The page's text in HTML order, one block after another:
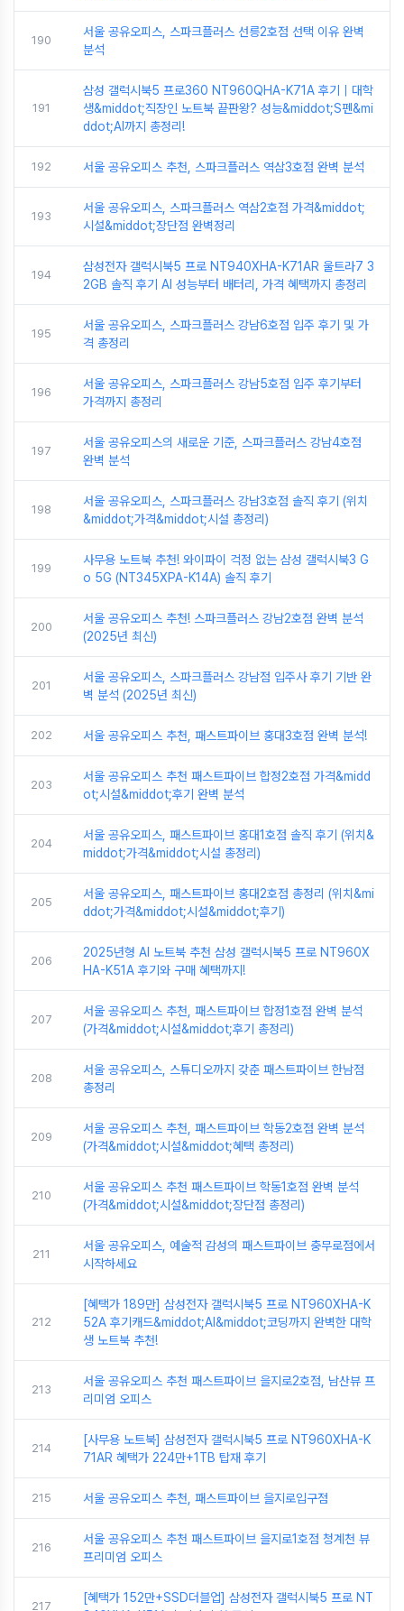
190
서울 공유오피스, 스파크플러스 선릉2호점 선택 이유 완벽
분석
191
삼성 갤럭시북5 프로360 NT960QHA-K71A 후기｜대학
생&middot;직장인 노트북 끝판왕? 성능&middot;S펜&mi
ddot;AI까지 총정리!
192 서울 공유오피스 추천, 스파크플러스 역삼3호점 완벽 분석
193
서울 공유오피스, 스파크플러스 역삼2호점 가격&middot;
시설&middot;장단점 완벽정리
194
삼성전자 갤럭시북5 프로 NT940XHA-K71AR 울트라7 3
2GB 솔직 후기 AI 성능부터 배터리, 가격 혜택까지 총정리
195
서울 공유오피스, 스파크플러스 강남6호점 입주 후기 및 가
격 총정리
196
서울 공유오피스, 스파크플러스 강남5호점 입주 후기부터
가격까지 총정리
197
서울 공유오피스의 새로운 기준, 스파크플러스 강남4호점
완벽 분석
198
서울 공유오피스, 스파크플러스 강남3호점 솔직 후기 (위치
&middot;가격&middot;시설 총정리)
199
사무용 노트북 추천! 와이파이 걱정 없는 삼성 갤럭시북3 G
o 5G (NT345XPA-K14A) 솔직 후기
200
서울 공유오피스 추천! 스파크플러스 강남2호점 완벽 분석
(2025년 최신)
201
서울 공유오피스, 스파크플러스 강남점 입주사 후기 기반 완
벽 분석 (2025년 최신)
202 서울 공유오피스 추천, 패스트파이브 홍대3호점 완벽 분석!
203
서울 공유오피스 추천 패스트파이브 합정2호점 가격&midd
ot;시설&middot;후기 완벽 분석
204
서울 공유오피스, 패스트파이브 홍대1호점 솔직 후기 (위치&
middot;가격&middot;시설 총정리)
205
서울 공유오피스, 패스트파이브 홍대2호점 총정리 (위치&mi
ddot;가격&middot;시설&middot;후기)
206
2025년형 AI 노트북 추천 삼성 갤럭시북5 프로 NT960X
HA-K51A 후기와 구매 혜택까지!
207
서울 공유오피스 추천, 패스트파이브 합정1호점 완벽 분석
(가격&middot;시설&middot;후기 총정리)
208
서울 공유오피스, 스튜디오까지 갖춘 패스트파이브 한남점
총정리
209
서울 공유오피스 추천, 패스트파이브 학동2호점 완벽 분석
(가격&middot;시설&middot;혜택 총정리)
210
서울 공유오피스 추천 패스트파이브 학동1호점 완벽 분석
(가격&middot;시설&middot;장단점 총정리)
211
서울 공유오피스, 예술적 감성의 패스트파이브 충무로점에서
시작하세요
212
[혜택가 189만] 삼성전자 갤럭시북5 프로 NT960XHA-K
52A 후기캐드&middot;AI&middot;코딩까지 완벽한 대학
생 노트북 추천!
213
서울 공유오피스 추천 패스트파이브 을지로2호점, 남산뷰 프
리미엄 오피스
214
[사무용 노트북] 삼성전자 갤럭시북5 프로 NT960XHA-K
71AR 혜택가 224만+1TB 탑재 후기
215 서울 공유오피스 추천, 패스트파이브 을지로입구점
216
서울 공유오피스 추천 패스트파이브 을지로1호점 청계천 뷰
프리미엄 오피스
217
[혜택가 152만+SSD더블업] 삼성전자 갤럭시북5 프로 NT